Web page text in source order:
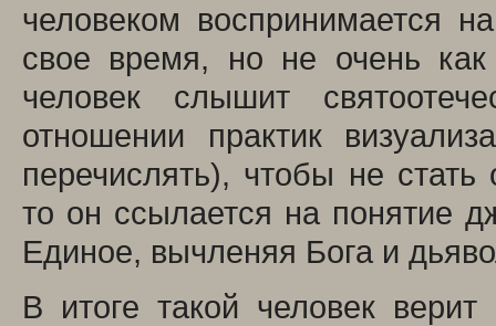
человеком воспринимается
свое время, но не очень как
человек слышит
отношении практик
перечислять), чтобы не
то он ссылается на понятие
Единое, вычленяя Бога и
В итоге такой человек